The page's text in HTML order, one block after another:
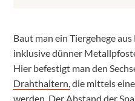
Baut man ein Tiergehege
inklusive dünner
Hier befestigt man den
Drahthaltern,die mittels
werden. Der Abstand der